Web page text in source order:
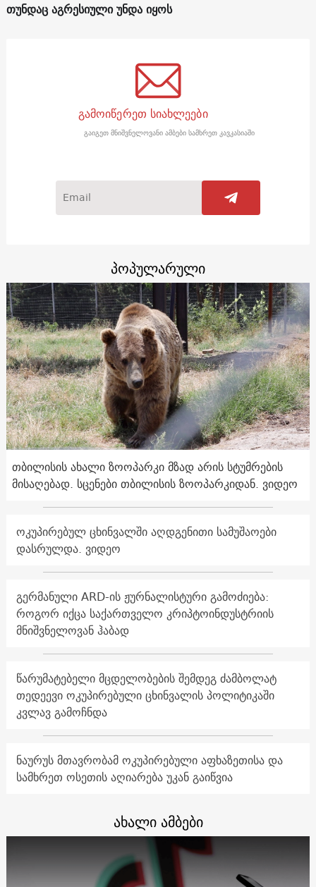
თუნდაც აგრესიული უნდა იყოს
გამოიწერეთ სიახლეები
გაიგეთ მნიშვნელოვანი ამბები სამხრეთ კავკასიაში
პოპულარული
თბილისის ახალი ზოოპარკი მზად არის სტუმრების
მისაღებად. სცენები თბილისის ზოოპარკიდან. ვიდეო
ოკუპირებულ ცხინვალში აღდგენითი სამუშაოები
დასრულდა. ვიდეო
გერმანული ARD-ის ჟურნალისტური გამოძიება:
როგორ იქცა საქართველო კრიპტოინდუსტრიის
მნიშვნელოვან ჰაბად
წარუმატებელი მცდელობების შემდეგ ძამბოლატ
თედეევი ოკუპირებული ცხინვალის პოლიტიკაში
კვლავ გამოჩნდა
ნაურუს მთავრობამ ოკუპირებული აფხაზეთისა და
სამხრეთ ოსეთის აღიარება უკან გაიწვია
ახალი ამბები